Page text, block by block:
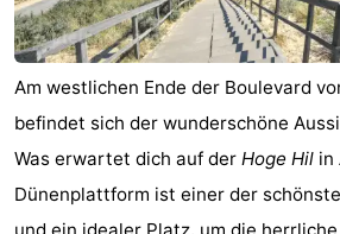
Am westlichen Ende der Boulevard
befindet sich der wunderschöne
Was erwartet dich auf der Hoge Hil in
Dünenplattform ist einer der